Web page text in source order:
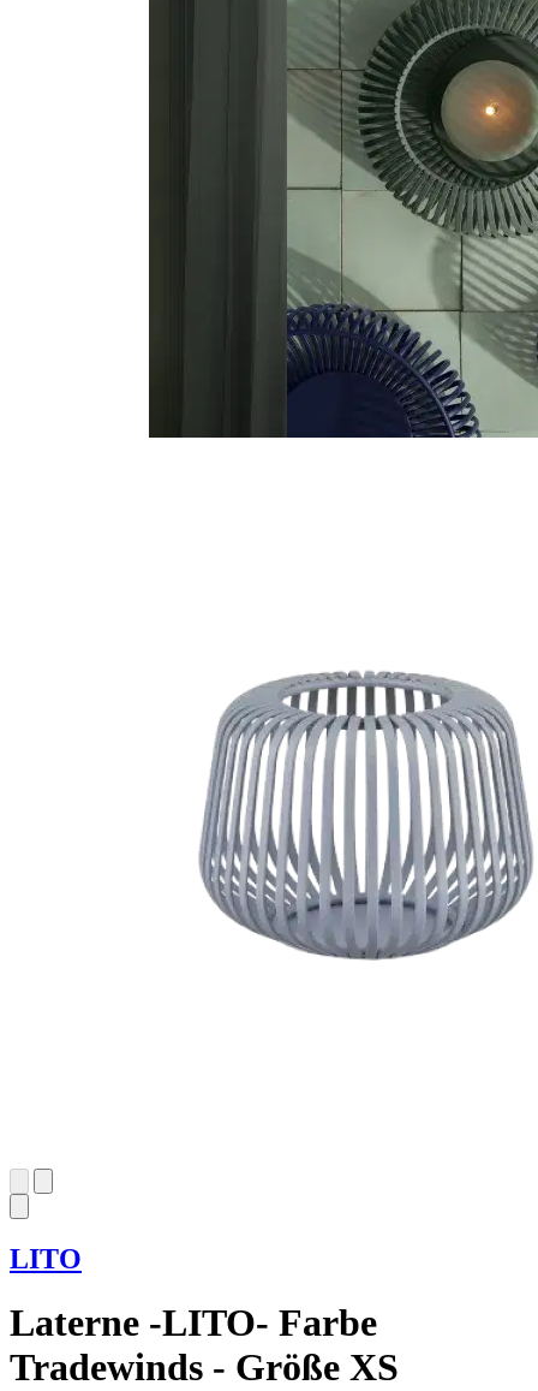
LITO
Laterne -LITO- Farbe
Tradewinds - Größe XS